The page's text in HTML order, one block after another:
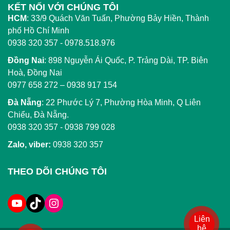
KẾT NỐI VỚI CHÚNG TÔI
HCM: 33/9 Quách Văn Tuấn, Phường Bảy Hiền, Thành
phố Hồ Chí Minh
0938 320 357 - 0978.518.976
Đồng Nai: 898 Nguyễn Ái Quốc, P. Trảng Dài, TP. Biên
Hoà, Đồng Nai
0977 658 272 – 0938 917 154
Đà Nẵng: 22 Phước Lý 7, Phường Hòa Minh, Q Liên
Chiểu, Đà Nẵng.
0938 320 357 - 0938 799 028
Zalo, viber: 0938 320 357
THEO DÕI CHÚNG TÔI
Liên
hệ